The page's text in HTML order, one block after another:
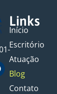
Links
Início
Escritório
Atuação
Blog
Contato